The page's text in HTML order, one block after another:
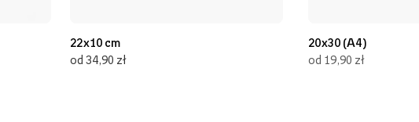
22x10 cm
od 34,90 zł
20x30 (A4)
od 19,90 zł